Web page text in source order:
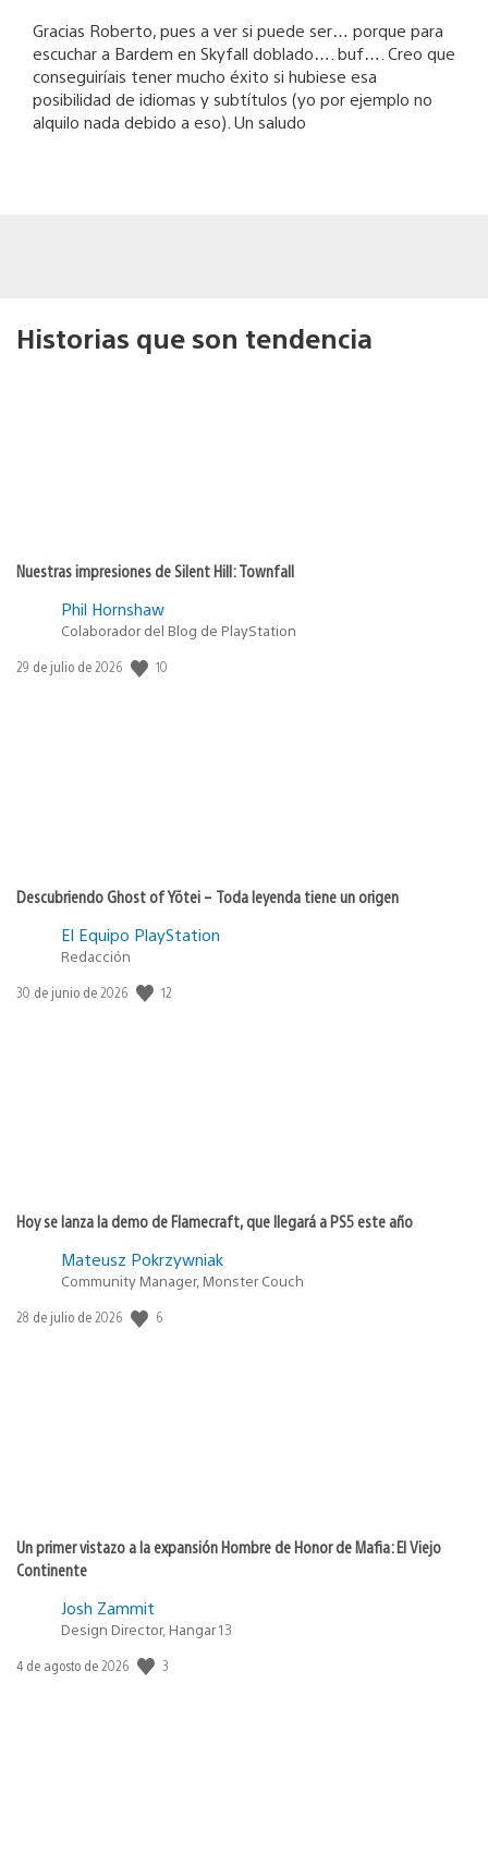
Gracias Roberto, pues a ver si puede ser… porque para
escuchar a Bardem en Skyfall doblado…. buf…. Creo que
conseguiríais tener mucho éxito si hubiese esa
posibilidad de idiomas y subtítulos (yo por ejemplo no
alquilo nada debido a eso). Un saludo
Historias que son tendencia
Nuestras impresiones de Silent Hill: Townfall
Phil Hornshaw
Colaborador del Blog de PlayStation
Fecha
29 de julio de 2026 10
Descubriendo Ghost of Yōtei – Toda leyenda tiene un origen
El Equipo PlayStation
Redacción
Fecha
30 de junio de 2026 12
Hoy se lanza la demo de Flamecraft, que llegará a PS5 este año
Mateusz Pokrzywniak
Community Manager, Monster Couch
Fecha
28 de julio de 2026 6
Un primer vistazo a la expansión Hombre de Honor de Mafia: El Viejo
Continente
Josh Zammit
Design Director, Hangar 13
Fecha
4 de agosto de 2026 3